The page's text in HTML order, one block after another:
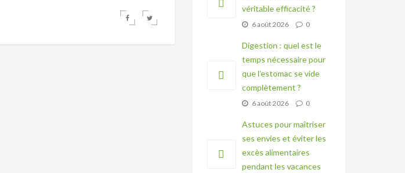
véritable efficacité ?
6 août 2026 0
Digestion : quel est le
temps nécessaire pour
que l’estomac se vide
complètement ?
6 août 2026 0
Astuces pour maîtriser
ses envies et éviter les
excès alimentaires
pendant les vacances